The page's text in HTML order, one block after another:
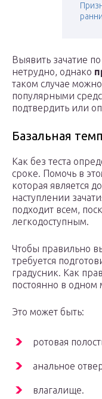
Выявить зачатие
нетрудно, однако
таком случае
популярными
подтвердить или
Базальная
Как без теста
сроке. Помочь в
которая является
наступлении
подходит всем,
легкодоступным.
Чтобы правильно
требуется
градусник. Как
постоянно в одном
Это может быть:
ротовая
анальное
влагалище.